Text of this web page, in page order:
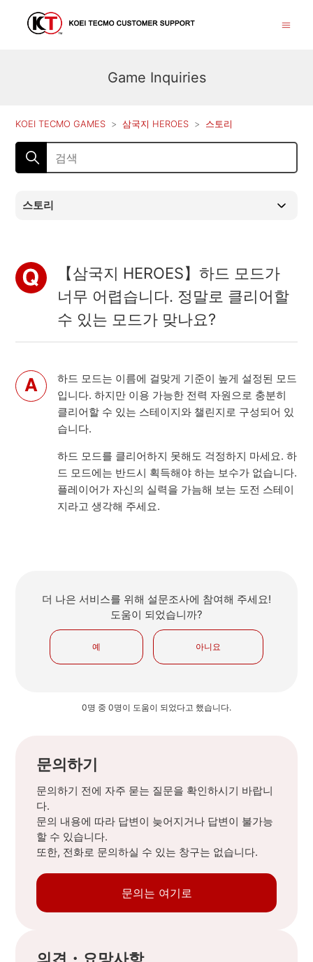
Game Inquiries
KOEI TECMO GAMES 삼국지 HEROES 스토리
스토리
【삼국지 HEROES】하드 모드가
너무 어렵습니다. 정말로 클리어할
수 있는 모드가 맞나요?
하드 모드는 이름에 걸맞게 기준이 높게 설정된 모드
입니다. 하지만 이용 가능한 전력 자원으로 충분히
클리어할 수 있는 스테이지와 챌린지로 구성되어 있
습니다.
하드 모드를 클리어하지 못해도 걱정하지 마세요. 하
드 모드에는 반드시 획득해야 하는 보수가 없습니다.
플레이어가 자신의 실력을 가늠해 보는 도전 스테이
지라고 생각해 주세요.
더 나은 서비스를 위해 설문조사에 참여해 주세요!
도움이 되었습니까?
예 아니요
0명 중 0명이 도움이 되었다고 했습니다.
문의하기
문의하기 전에 자주 묻는 질문을 확인하시기 바랍니
다.
문의 내용에 따라 답변이 늦어지거나 답변이 불가능
할 수 있습니다.
또한, 전화로 문의하실 수 있는 창구는 없습니다.
문의는 여기로
의견・요망사항